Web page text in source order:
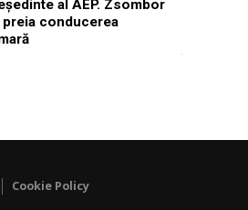
al AEP. Zsombor
preia conducerea
Cookie Policy